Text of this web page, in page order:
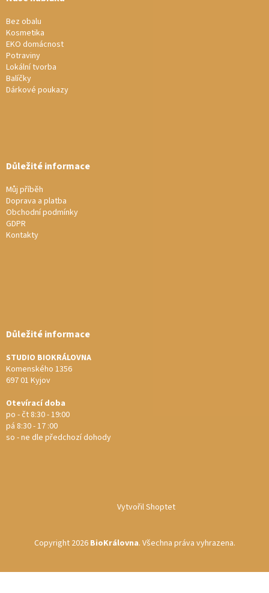
Bez obalu
Kosmetika
EKO domácnost
Potraviny
Lokální tvorba
Balíčky
Dárkové poukazy
Důležité informace
Můj příběh
Doprava a platba
Obchodní podmínky
GDPR
Kontakty
Důležité informace
STUDIO BIOKRÁLOVNA
Komenského 1356
697 01 Kyjov
Otevírací doba
po - čt 8:30 - 19:00
pá 8:30 - 17 :00
so - ne dle předchozí dohody
Vytvořil Shoptet
Copyright 2026 BioKrálovna. Všechna práva vyhrazena.